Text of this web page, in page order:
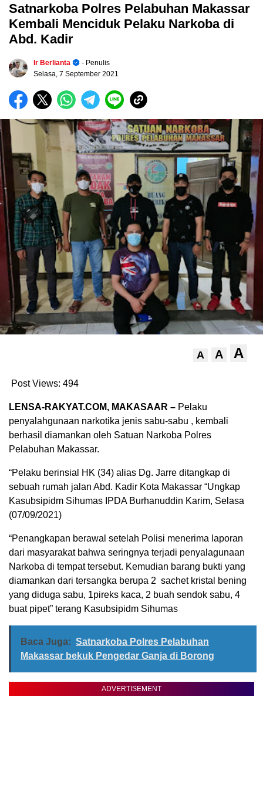
Satnarkoba Polres Pelabuhan Makassar
Kembali Menciduk Pelaku Narkoba di
Abd. Kadir
Ir Berlianta
- Penulis
Selasa, 7 September 2021
A A A
Post Views: 494
LENSA-RAKYAT.COM, MAKASAAR – Pelaku
penyalahgunaan narkotika jenis sabu-sabu , kembali
berhasil diamankan oleh Satuan Narkoba Polres
Pelabuhan Makassar.
“Pelaku berinsial HK (34) alias Dg. Jarre ditangkap di
sebuah rumah jalan Abd. Kadir Kota Makassar “Ungkap
Kasubsipidm Sihumas IPDA Burhanuddin Karim, Selasa
(07/09/2021)
“Penangkapan berawal setelah Polisi menerima laporan
dari masyarakat bahwa seringnya terjadi penyalagunaan
Narkoba di tempat tersebut. Kemudian barang bukti yang
diamankan dari tersangka berupa 2 sachet kristal bening
yang diduga sabu, 1pireks kaca, 2 buah sendok sabu, 4
buat pipet” terang Kasubsipidm Sihumas
Baca Juga: Satnarkoba Polres Pelabuhan
Makassar bekuk Pengedar Ganja di Borong
ADVERTISEMENT